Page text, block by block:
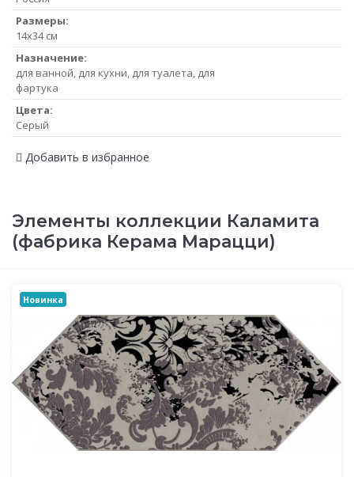
Размеры:
14x34 см
Назначение:
для ванной, для кухни, для туалета, для
фартука
Цвета:
Серый
Добавить в избранное
Элементы коллекции Каламита
(фабрика Керама Марацци)
Новинка